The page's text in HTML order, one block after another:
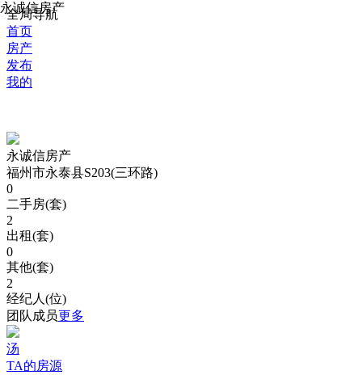
永诚信房产
全局导航
首页
房产
发布
我的
永诚信房产
福州市永泰县S203(三环路)
0
二手房(套)
2
出租(套)
0
其他(套)
2
经纪人(位)
团队成员更多
汤
TA的房源